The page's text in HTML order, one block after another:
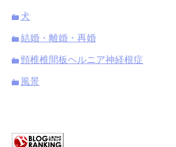
犬
結婚・離婚・再婚
頸椎椎間板ヘルニア神経根症
風景